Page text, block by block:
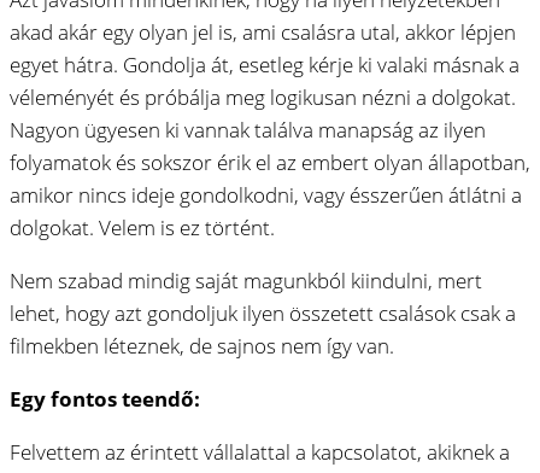
akad akár egy olyan jel is, ami csalásra utal, akkor lépjen
egyet hátra. Gondolja át, esetleg kérje ki valaki másnak a
véleményét és próbálja meg logikusan nézni a dolgokat.
Nagyon ügyesen ki vannak találva manapság az ilyen
folyamatok és sokszor érik el az embert olyan állapotban,
amikor nincs ideje gondolkodni, vagy ésszerűen átlátni a
dolgokat. Velem is ez történt.
Nem szabad mindig saját magunkból kiindulni, mert
lehet, hogy azt gondoljuk ilyen összetett csalások csak a
filmekben léteznek, de sajnos nem így van.
Egy fontos teendő:
Felvettem az érintett vállalattal a kapcsolatot, akiknek a